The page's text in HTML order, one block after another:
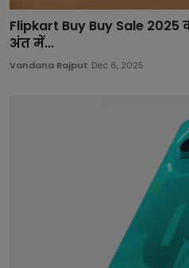
Flipkart Buy Buy Sale
अंत में...
Vandana Rajput Dec 6, 2025